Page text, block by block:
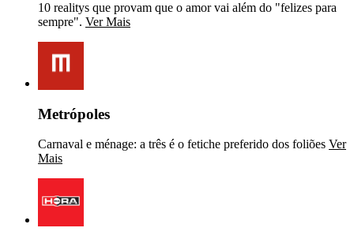
10 realitys que provam que o amor vai além do "felizes para
sempre". Ver Mais
Metrópoles
Carnaval e ménage: a três é o fetiche preferido dos foliões Ver
Mais